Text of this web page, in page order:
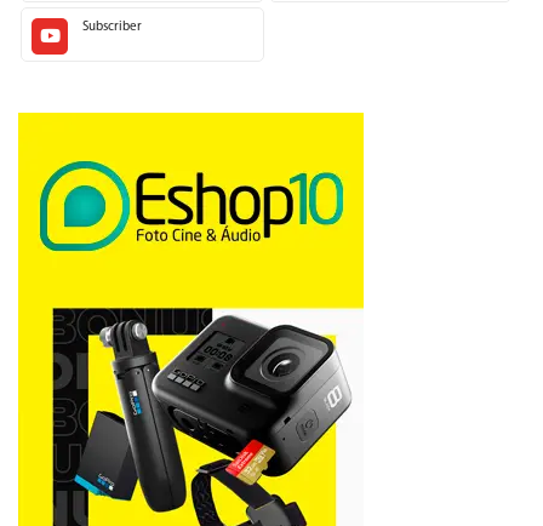
Subscriber